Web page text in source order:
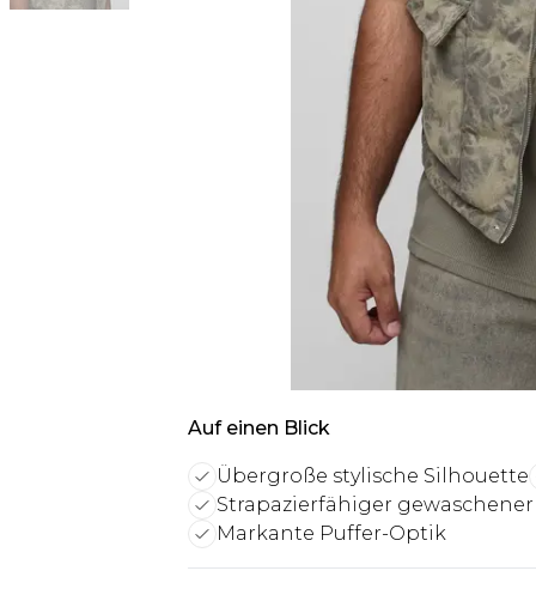
Auf einen Blick
Übergroße stylische Silhouette
Strapazierfähiger gewaschener
Markante Puffer-Optik